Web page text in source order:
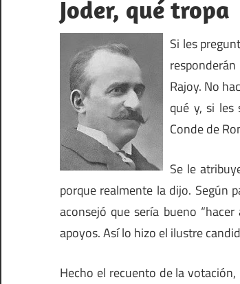
Joder, qué tropa
Si les
Rajoy. No
qué y, si
Conde de
Se le
porque realmente la dijo. Según
aconsejó que sería bueno
apoyos. Así lo hizo el ilustre
Hecho el recuento de la